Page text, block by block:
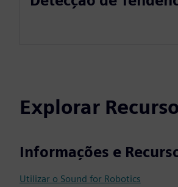
Explorar
Informações e
Utilizar o Sound for Robotics